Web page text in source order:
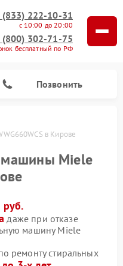
(833) 222-10-31
с 10:00 до 20:00
(800) 302-71-75
бесплатный по РФ
Позвонить
в Кирове
машины Miele
руб.
даже при отказе
машину Miele
ремонту стиральных